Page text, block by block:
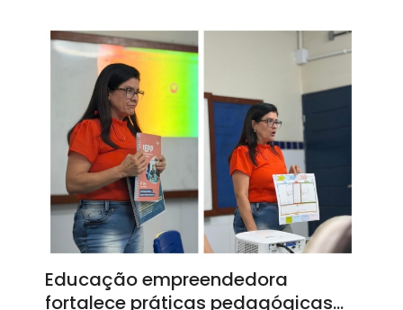
Educação empreendedora
fortalece práticas pedagógicas…